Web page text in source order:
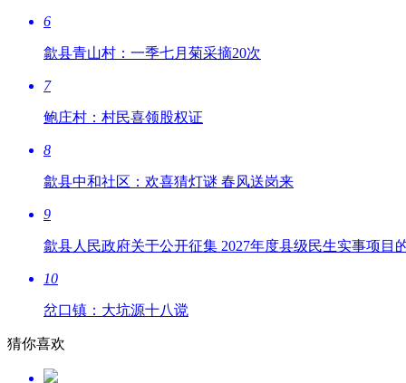
6
歙县青山村：一季七月菊采摘20次
7
鲍庄村：村民喜领股权证
8
歙县中和社区：欢喜猜灯谜 春风送岗来
9
歙县人民政府关于公开征集 2027年度县级民生实事项目
10
岔口镇：大坑源十八谠
猜你喜欢